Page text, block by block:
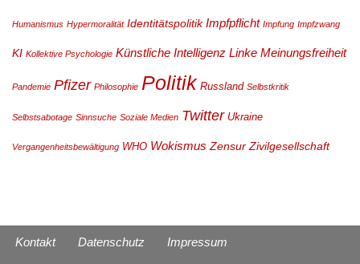
Humanismus Hypermoralität Identitätspolitik Impfpflicht Impfung Impfzwang
KI Kollektive Psychologie Künstliche Intelligenz Linke Meinungsfreiheit
Pandemie Pfizer Philosophie Politik Russland Selbstkritik
Selbstsabotage Sinnsuche Soziale Medien Twitter Ukraine
Vergangenheitsbewältigung WHO Wokismus Zensur Zivilgesellschaft
Kontakt Datenschutz Impressum